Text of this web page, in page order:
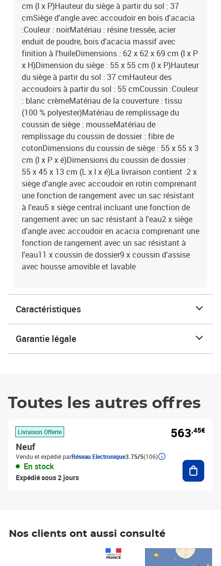
cm (l x P)Hauteur du siège à partir du sol : 37
cmSiège d'angle avec accoudoir en bois d'acacia
:Couleur : noirMatériau : résine tressée, acier
enduit de poudre, bois d'acacia massif avec
finition à l'huileDimensions : 62 x 62 x 69 cm (l x P
x H)Dimension du siège : 55 x 55 cm (l x P)Hauteur
du siège à partir du sol : 37 cmHauteur des
accoudoirs à partir du sol : 55 cmCoussin :Couleur
: blanc crèmeMatériau de la couverture : tissu
(100 % polyester)Matériau de remplissage du
coussin de siège : mousseMatériau de
remplissage du coussin de dossier : fibre de
cotonDimensions du coussin de siège : 55 x 55 x 3
cm (l x P x é)Dimensions du coussin de dossier :
55 x 45 x 13 cm (L x l x é)La livraison contient :2 x
siège d'angle avec accoudoir en rotin comprenant
une fonction de rangement avec un sac résistant
à l'eau5 x siège central incluant une fonction de
rangement avec un sac résistant à l'eau2 x siège
d'angle avec accoudoir en acacia comprenant une
fonction de rangement avec un sac résistant à
l'eau11 x coussin de dossier9 x coussin d'assise
avec housse amovible et lavable
Caractéristiques
Garantie légale
Toutes les autres offres
Livraison Offerte
Neuf
Vendu et expédié parRéseau Electronique3.75/5(106)
En stock
Expédié sous 2 jours
563,45€
Nos clients ont aussi consulté
Prix 7,50€